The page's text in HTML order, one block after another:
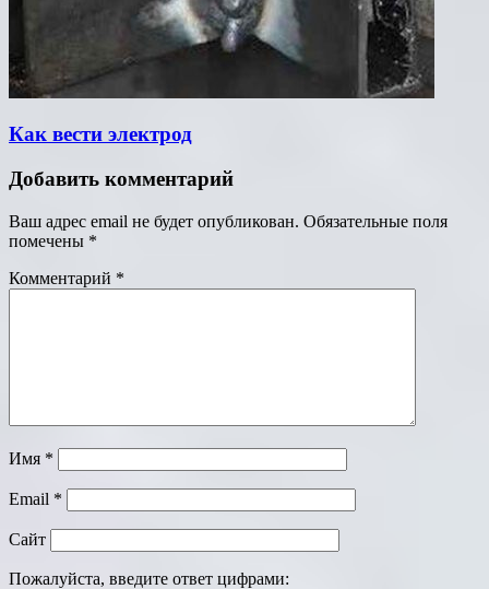
Как вести электрод
Добавить комментарий
Ваш адрес email не будет опубликован. Обязательные поля
помечены *
Комментарий *
Имя *
Email *
Сайт
Пожалуйста, введите ответ цифрами: